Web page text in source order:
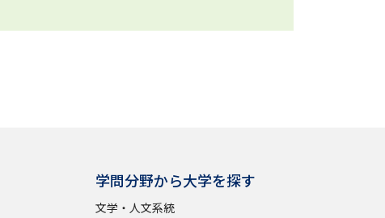
学問分野から大学を探す
文学・人文系統